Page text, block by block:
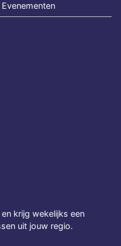
krijg wekelijks een
uit jouw regio.